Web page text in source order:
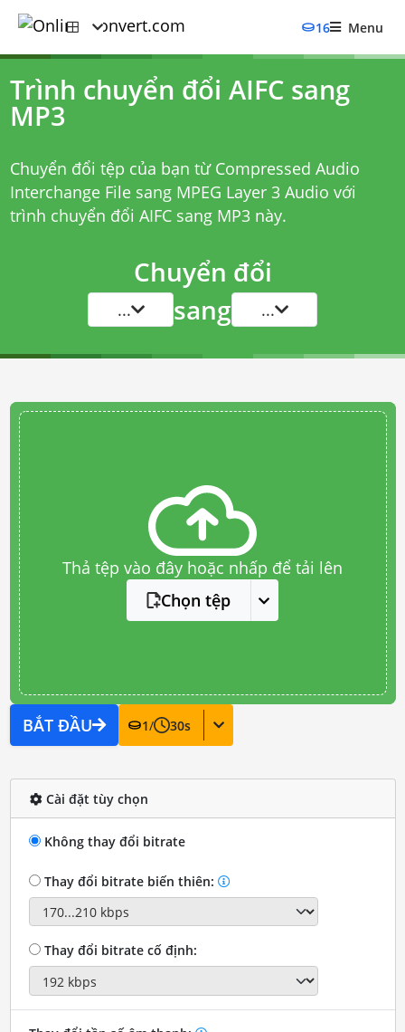
16 Menu
Trình chuyển đổi AIFC sang
MP3
Chuyển đổi tệp của bạn từ Compressed Audio
Interchange File sang MPEG Layer 3 Audio với
trình chuyển đổi AIFC sang MP3này.
Chuyển đổi
... sang ...
Thả tệp vào đây hoặc nhấp để tải lên
Chọn tệp
BẮT ĐẦU 1/ 30s
Cài đặt tùy chọn
Không thay đổi bitrate
Thay đổi bitrate biến thiên:
Thay đổi bitrate cố định: